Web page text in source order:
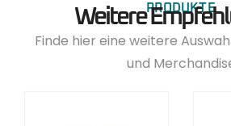
PRODUKTE
Weitere
Finde hier eine weitere
und